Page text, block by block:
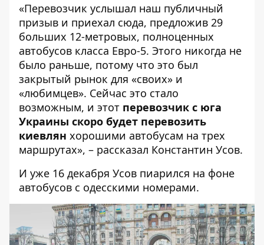
«Перевозчик услышал наш публичный
призыв и приехал сюда, предложив 29
больших 12-метровых, полноценных
автобусов класса Евро-5. Этого никогда не
было раньше, потому что это был
закрытый рынок для «своих» и
«любимцев». Сейчас это стало
возможным, и этот перевозчик с юга
Украины скоро будет перевозить
киевлян хорошими автобусам на трех
маршрутах», – рассказал Константин Усов.
И уже 16 декабря Усов пиарился на фоне
автобусов с одесскими номерами.